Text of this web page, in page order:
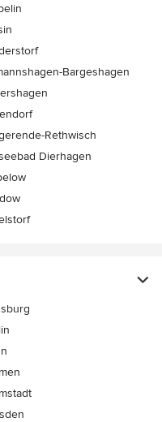
Bargeshagen
Rethwisch
Dierhagen